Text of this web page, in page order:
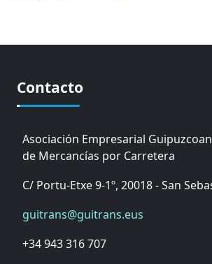
Contacto
Asociación Empresarial
de Mercancías por Carretera
C/ Portu-Etxe 9-1º, 20018 - San
guitrans@guitrans.eus
+34 943 316 707